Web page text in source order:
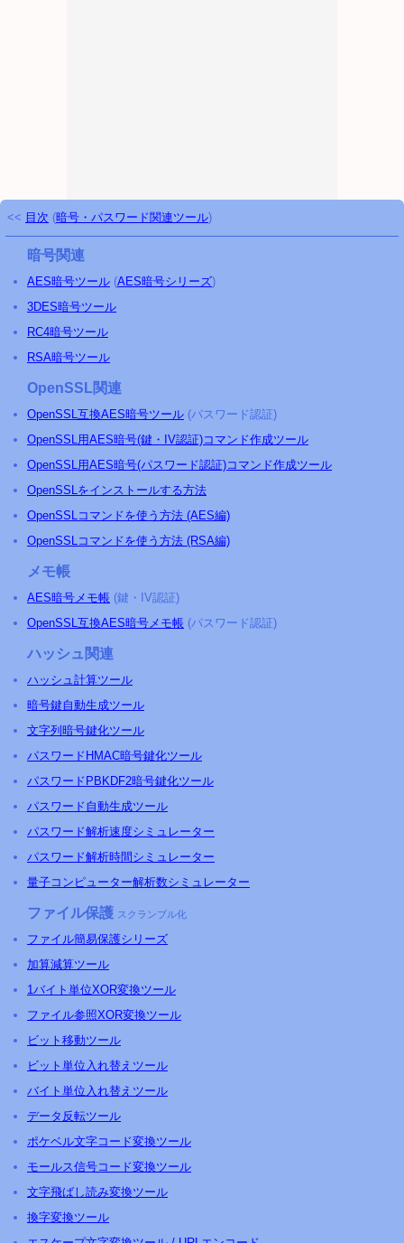
<< 目次 (暗号・パスワード関連ツール)
暗号関連
AES暗号ツール (AES暗号シリーズ)
3DES暗号ツール
RC4暗号ツール
RSA暗号ツール
OpenSSL関連
OpenSSL互換AES暗号ツール (パスワード認証)
OpenSSL用AES暗号(鍵・IV認証)コマンド作成ツール
OpenSSL用AES暗号(パスワード認証)コマンド作成ツール
OpenSSLをインストールする方法
OpenSSLコマンドを使う方法 (AES編)
OpenSSLコマンドを使う方法 (RSA編)
メモ帳
AES暗号メモ帳 (鍵・IV認証)
OpenSSL互換AES暗号メモ帳 (パスワード認証)
ハッシュ関連
ハッシュ計算ツール
暗号鍵自動生成ツール
文字列暗号鍵化ツール
パスワードHMAC暗号鍵化ツール
パスワードPBKDF2暗号鍵化ツール
パスワード自動生成ツール
パスワード解析速度シミュレーター
パスワード解析時間シミュレーター
量子コンピューター解析数シミュレーター
ファイル保護 スクランブル化
ファイル簡易保護シリーズ
加算減算ツール
1バイト単位XOR変換ツール
ファイル参照XOR変換ツール
ビット移動ツール
ビット単位入れ替えツール
バイト単位入れ替えツール
データ反転ツール
ポケベル文字コード変換ツール
モールス信号コード変換ツール
文字飛ばし読み変換ツール
換字変換ツール